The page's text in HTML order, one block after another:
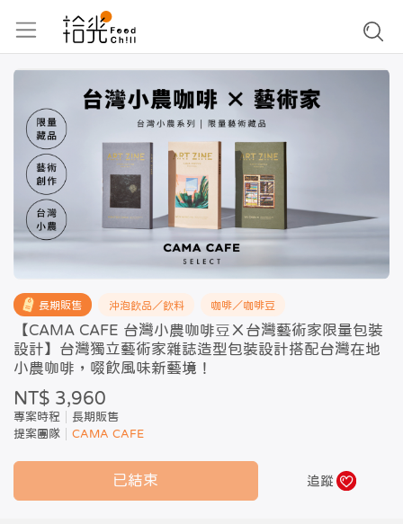
追蹤
長期販售 沖泡飲品／飲料 咖啡／咖啡豆
【CAMA CAFE 台灣小農咖啡豆Ｘ台灣藝術家限量包裝
設計】台灣獨立藝術家雜誌造型包裝設計搭配台灣在地
小農咖啡，啜飲風味新藝境！
NT$ 3,960
專案時程
長期販售
提案團隊
CAMA CAFE
已結束